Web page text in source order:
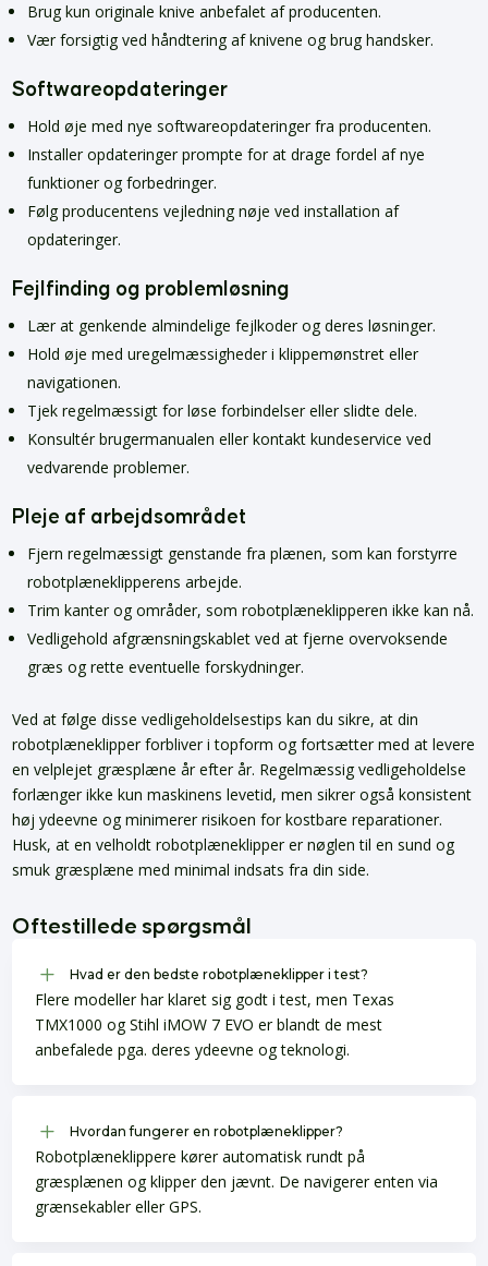
Brug kun originale knive anbefalet af producenten.
Vær forsigtig ved håndtering af knivene og brug handsker.
Softwareopdateringer
Hold øje med nye softwareopdateringer fra producenten.
Installer opdateringer prompte for at drage fordel af nye
funktioner og forbedringer.
Følg producentens vejledning nøje ved installation af
opdateringer.
Fejlfinding og problemløsning
Lær at genkende almindelige fejlkoder og deres løsninger.
Hold øje med uregelmæssigheder i klippemønstret eller
navigationen.
Tjek regelmæssigt for løse forbindelser eller slidte dele.
Konsultér brugermanualen eller kontakt kundeservice ved
vedvarende problemer.
Pleje af arbejdsområdet
Fjern regelmæssigt genstande fra plænen, som kan forstyrre
robotplæneklipperens arbejde.
Trim kanter og områder, som robotplæneklipperen ikke kan nå.
Vedligehold afgrænsningskablet ved at fjerne overvoksende
græs og rette eventuelle forskydninger.
Ved at følge disse vedligeholdelsestips kan du sikre, at din
robotplæneklipper forbliver i topform og fortsætter med at levere
en velplejet græsplæne år efter år. Regelmæssig vedligeholdelse
forlænger ikke kun maskinens levetid, men sikrer også konsistent
høj ydeevne og minimerer risikoen for kostbare reparationer.
Husk, at en velholdt robotplæneklipper er nøglen til en sund og
smuk græsplæne med minimal indsats fra din side.
Oftestillede spørgsmål
L Hvad er den bedste robotplæneklipper i test?
Flere modeller har klaret sig godt i test, men Texas
TMX1000 og Stihl iMOW 7 EVO er blandt de mest
anbefalede pga. deres ydeevne og teknologi.
L Hvordan fungerer en robotplæneklipper?
Robotplæneklippere kører automatisk rundt på
græsplænen og klipper den jævnt. De navigerer enten via
grænsekabler eller GPS.